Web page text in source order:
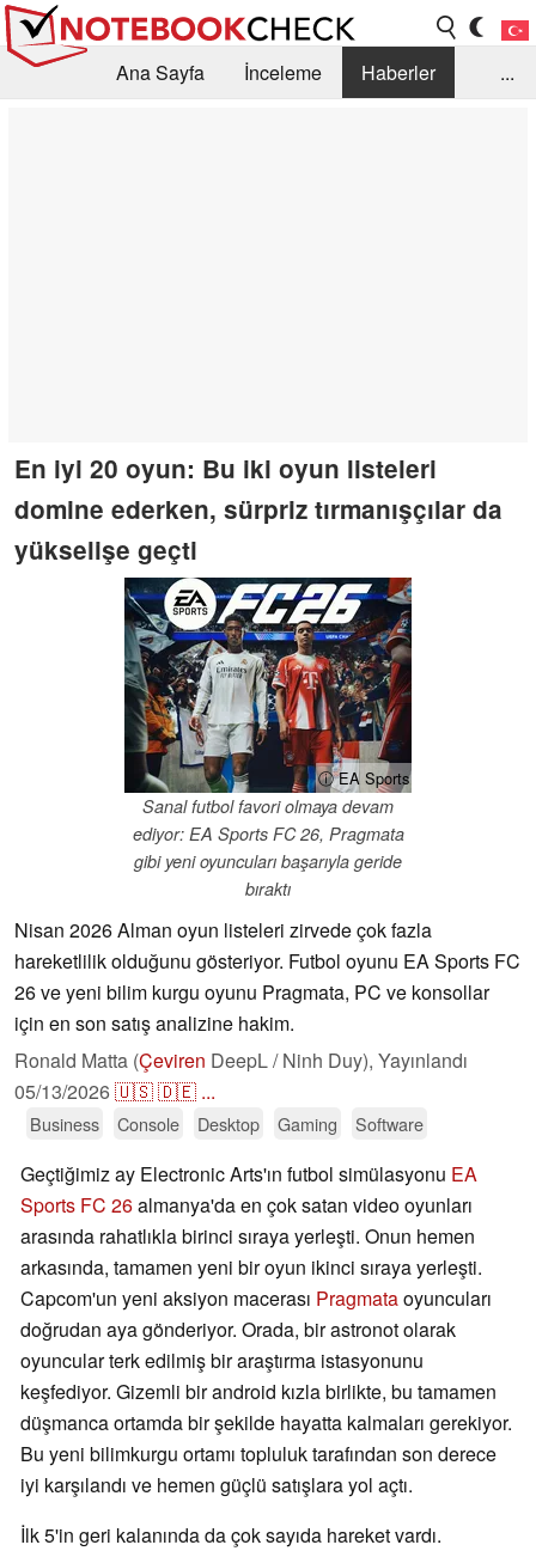
Ana Sayfa İnceleme
Haberler
...
En iyi 20 oyun: Bu iki oyun listeleri
domine ederken, sürpriz tırmanışçılar da
yükselişe geçti
ⓘ EA Sports
Sanal futbol favori olmaya devam
ediyor: EA Sports FC 26, Pragmata
gibi yeni oyuncuları başarıyla geride
bıraktı
Nisan 2026 Alman oyun listeleri zirvede çok fazla
hareketlilik olduğunu gösteriyor. Futbol oyunu EA Sports FC
26 ve yeni bilim kurgu oyunu Pragmata, PC ve konsollar
için en son satış analizine hakim.
Ronald Matta (Çeviren DeepL / Ninh Duy), Yayınlandı
05/13/2026🇺🇸🇩🇪 ...
Business Console Desktop Gaming Software
Geçtiğimiz ay Electronic Arts'ın futbol simülasyonu EA
Sports FC 26almanya'da en çok satan video oyunları
arasında rahatlıkla birinci sıraya yerleşti. Onun hemen
arkasında, tamamen yeni bir oyun ikinci sıraya yerleşti.
Capcom'un yeni aksiyon macerası Pragmataoyuncuları
doğrudan aya gönderiyor. Orada, bir astronot olarak
oyuncular terk edilmiş bir araştırma istasyonunu
keşfediyor. Gizemli bir android kızla birlikte, bu tamamen
düşmanca ortamda bir şekilde hayatta kalmaları gerekiyor.
Bu yeni bilimkurgu ortamı topluluk tarafından son derece
iyi karşılandı ve hemen güçlü satışlara yol açtı.
İlk 5'in geri kalanında da çok sayıda hareket vardı.